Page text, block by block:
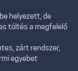
helyezett, de
töltés a megfelelő
zárt rendszer,
egyebet